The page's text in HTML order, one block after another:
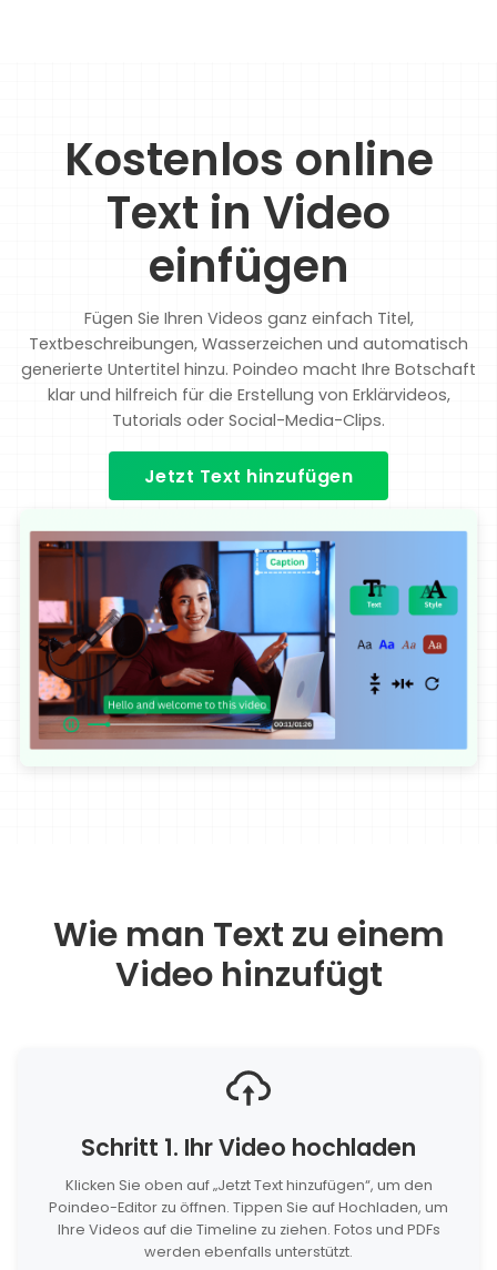
Kostenlos online
Text in Video
einfügen
Fügen Sie Ihren Videos ganz einfach Titel,
Textbeschreibungen, Wasserzeichen und automatisch
generierte Untertitel hinzu. Poindeo macht Ihre Botschaft
klar und hilfreich für die Erstellung von Erklärvideos,
Tutorials oder Social-Media-Clips.
Jetzt Text hinzufügen
Wie man Text zu einem
Video hinzufügt
Schritt 1. Ihr Video hochladen
Klicken Sie oben auf „Jetzt Text hinzufügen“, um den
Poindeo-Editor zu öffnen. Tippen Sie auf Hochladen, um
Ihre Videos auf die Timeline zu ziehen. Fotos und PDFs
werden ebenfalls unterstützt.